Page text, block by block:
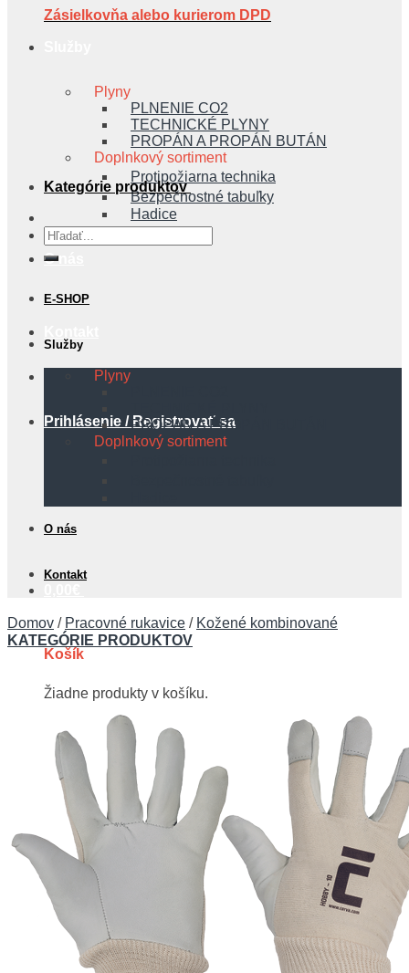
Plyny
PLNENIE CO2
TECHNICKÉ PLYNY
PROPÁN A PROPÁN BUTÁN
Doplnkový sortiment
Protipožiarna technika
Bezpečnostné tabuľky
Hadice
O nás
Prihlásenie / Registrovať sa
Košík
Žiadne produkty v košíku.
Zásielkovňa alebo kurierom DPD
Kategórie produktov
Hľadať:
E-SHOP
Služby
Plyny
PROPÁN A PROPÁN BUTÁN
Doplnkový sortiment
O nás
Kontakt
Domov / Pracovné rukavice / Kožené kombinované
KATEGÓRIE PRODUKTOV